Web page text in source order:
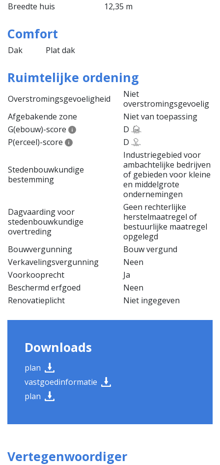
Breedte huis
12,35 m
Comfort
Dak Plat dak
Ruimtelijke ordening
Overstromingsgevoeligheid
Niet
overstromingsgevoelig
Afgebakende zone
Niet van toepassing
G(ebouw)-score
D
P(erceel)-score
D
Stedenbouwkundige
bestemming
Industriegebied voor
ambachtelijke bedrijven
of gebieden voor kleine
en middelgrote
ondernemingen
Dagvaarding voor
stedenbouwkundige
overtreding
Geen rechterlijke
herstelmaatregel of
bestuurlijke maatregel
opgelegd
Bouwvergunning
Bouw vergund
Verkavelingsvergunning
Neen
Voorkooprecht
Ja
Beschermd erfgoed
Neen
Renovatieplicht
Niet ingegeven
Downloads
plan
vastgoedinformatie
plan
Vertegenwoordiger